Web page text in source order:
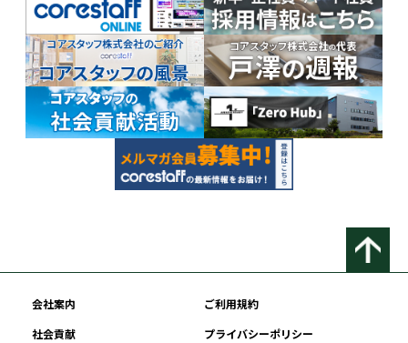
会社案内
ご利用規約
社会貢献
プライバシーポリシー